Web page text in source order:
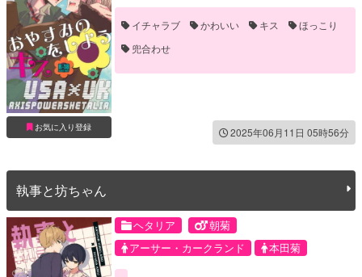
お気に入り登録
アルフレッド・F・ジョーンズ
イチャラブ かわいい キス
ほっこり
兜合わせ
2025年06月11日 05時56分
執事と坊ちゃん
ヘタリア
朝菊
アーサー・カークランド
本田菊